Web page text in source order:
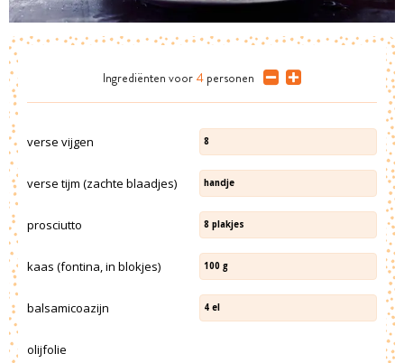
Ingrediënten voor 4 personen
verse vijgen 8
verse tijm (zachte blaadjes) handje
prosciutto 8 plakjes
kaas (fontina, in blokjes) 100 g
balsamicoazijn 4 el
olijfolie